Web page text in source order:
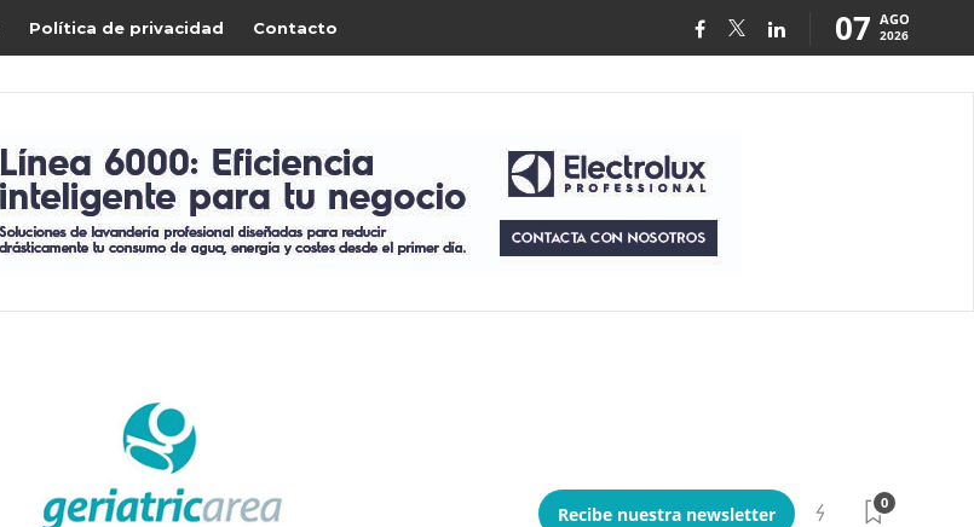
Política de privacidad Contacto 07 AGO
2026
Recibe nuestra newsletter
0